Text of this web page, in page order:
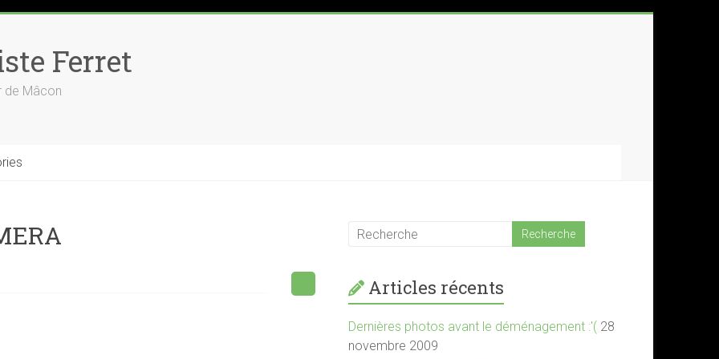
Ferret
de Mâcon
Articles récents
Dernières photos avant le déménagement :'( 28
novembre 2009